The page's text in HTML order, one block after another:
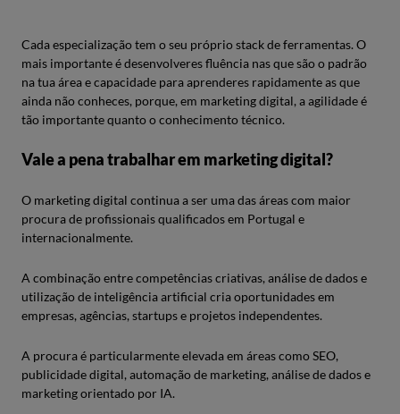
Cada especialização tem o seu próprio stack de ferramentas. O
mais importante é desenvolveres fluência nas que são o padrão
na tua área e capacidade para aprenderes rapidamente as que
ainda não conheces, porque, em marketing digital, a agilidade é
tão importante quanto o conhecimento técnico.
Vale a pena trabalhar em marketing digital?
O marketing digital continua a ser uma das áreas com maior
procura de profissionais qualificados em Portugal e
internacionalmente.
A combinação entre competências criativas, análise de dados e
utilização de inteligência artificial cria oportunidades em
empresas, agências, startups e projetos independentes.
A procura é particularmente elevada em áreas como SEO,
publicidade digital, automação de marketing, análise de dados e
marketing orientado por IA.